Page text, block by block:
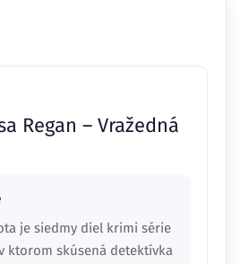
Regan – Vražedná
je siedmy diel krimi série
ktorom skúsená detektívka